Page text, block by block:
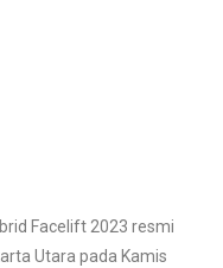
Facelift 2023 resmi
Utara pada Kamis